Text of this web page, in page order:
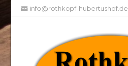
info@rothkopf-hubertushof.de